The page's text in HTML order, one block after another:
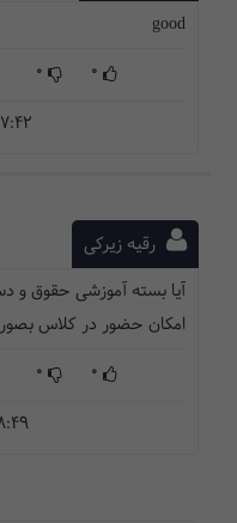
good
0
0
رقیه زیرکی
آیا بسته آموزشی حقوق و دستمزد سال
امکان حضور در کلاس
0
0